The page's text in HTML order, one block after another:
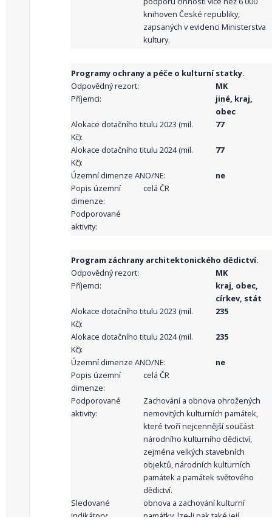
knihoven České republiky,
zapsaných v evidenci Ministerstva
kultury.
Programy ochrany a péče o kulturní statky.
Odpovědný rezort:
MK
Příjemci:
jiné, kraj,
obec
Alokace dotačního titulu 2023 (mil.
Kč):
77
Alokace dotačního titulu 2024 (mil.
Kč):
77
Územní dimenze ANO/NE:
ne
Popis územní
dimenze:
celá ČR
Podporované
aktivity:
Program záchrany architektonického dědictví.
Odpovědný rezort:
MK
Příjemci:
kraj, obec,
církev, stát
Alokace dotačního titulu 2023 (mil.
Kč):
235
Alokace dotačního titulu 2024 (mil.
Kč):
235
Územní dimenze ANO/NE:
ne
Popis územní
dimenze:
celá ČR
Podporované
aktivity:
Zachování a obnova ohrožených
nemovitých kulturních památek,
které tvoří nejcennější součást
národního kulturního dědictví,
zejména velkých stavebních
objektů, národních kulturních
památek a památek světového
dědictví.
Sledované
indikátory:
obnova a zachování kulturní
památky, lze-li pak také její